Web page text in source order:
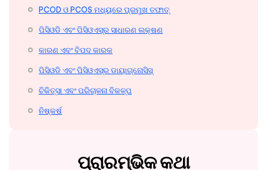
PCOD ଓ PCOS ମଧ୍ୟରେ ପ୍ରମୁଖ ତଫାତ୍
ପିସିଓଡି ଏବଂ ପିସିଓଏସ୍‌ର ସାଧାରଣ ଲକ୍ଷଣ
କାରଣ ଏବଂ ବିପଦ କାରକ
ପିସିଓଡି ଏବଂ ପିସିଓଏସ୍‌ର ଡାୟାଗ୍ନୋସିସ୍
ଚିକିତ୍ସା ଏବଂ ପରିଚାଳନା ବିକଳ୍ପ
ନିଷ୍କର୍ଷ
ପ୍ରାରମ୍ଭିକ କଥା